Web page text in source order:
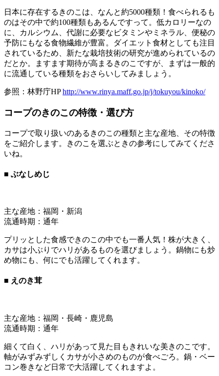
日本に存在するきのこは、なんと約5000種類！食べられるも
のはその中で約100種類もあるんですって。低カロリーなの
に、カルシウム、代謝に必要なビタミンやミネラル、便秘の
予防にもなる食物繊維が豊富。ダイエット食材としても注目
されているため、新たな栽培技術の研究が進められているの
だとか。ますます期待が高まるきのこですが、まずは一般的
に流通している種類をおさらいしてみましょう。
参照：林野庁HPhttp://www.rinya.maff.go.jp/j/tokuyou/kinoko/
コープのきのこの特徴・選び方
コープで取り扱いのあるきのこの種類と主な産地、その特徴
をご紹介します。きのこを選ぶときの参考にしてみてくださ
いね。
■ ぶなしめじ
主な産地：福岡・新潟
流通時期：通年
プリッとした食感できのこの中でも一番人気！株が大きく、
カサは小ぶりでハリがあるものを選びましょう。鍋物にも炒
め物にも、何にでも活躍してくれます。
■ えのき茸
主な産地：福岡・長崎・鹿児島
流通時期：通年
細くて白く、ハリがあって見た目もきれいな美きのこです。
軸がみずみずしくカサが小さめのものが食べごろ。鍋・ベー
コン巻きなど日常で大活躍してくれますよ。